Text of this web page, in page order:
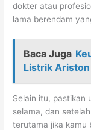
dokter atau
lama berendam
Baca Juga
Listrik Ariston
Selain itu, pastikan
selama, dan
terutama jika kamu